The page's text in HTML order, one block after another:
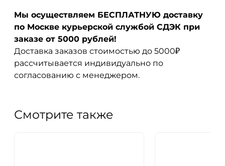
Мы осуществляем БЕСПЛАТНУЮ доставку
по Москве курьерской службой СДЭК при
заказе от 5000 рублей!
Доставка заказов стоимостью до 5000₽
рассчитывается индивидуально по
согласованию с менеджером.
Смотрите также